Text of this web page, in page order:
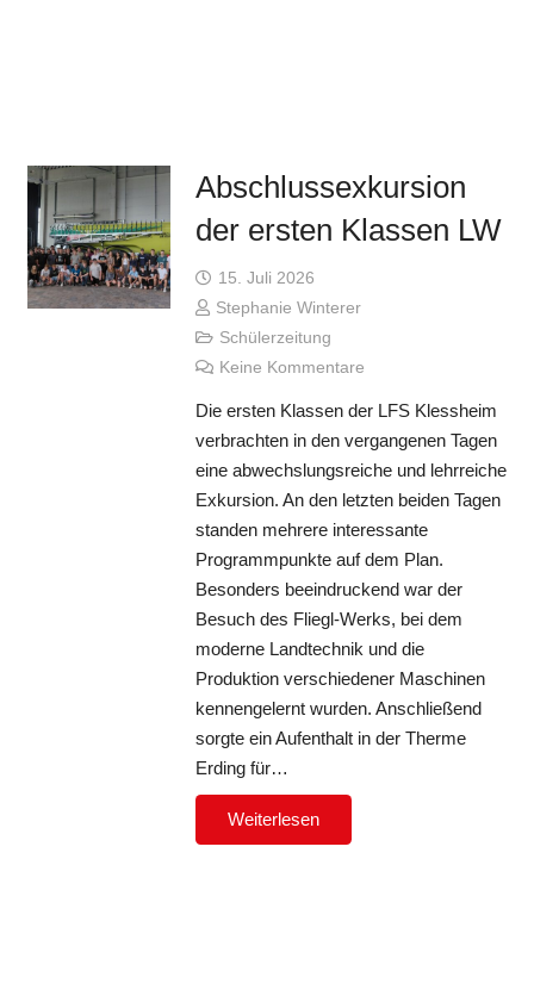
Abschlussexkursion
der ersten Klassen LW
15. Juli 2026
Stephanie Winterer
Schülerzeitung
Keine Kommentare
Die ersten Klassen der LFS Klessheim
verbrachten in den vergangenen Tagen
eine abwechslungsreiche und lehrreiche
Exkursion. An den letzten beiden Tagen
standen mehrere interessante
Programmpunkte auf dem Plan.
Besonders beeindruckend war der
Besuch des Fliegl-Werks, bei dem
moderne Landtechnik und die
Produktion verschiedener Maschinen
kennengelernt wurden. Anschließend
sorgte ein Aufenthalt in der Therme
Erding für…
Weiterlesen